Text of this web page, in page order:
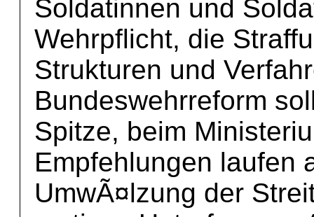
Soldatinnen und
Wehrpflicht, die
Strukturen und
Bundeswehrreform
Spitze, beim
Empfehlungen laufen
UmwÃ¤lzung der